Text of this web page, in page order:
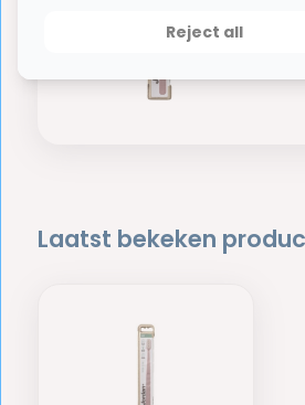
Laatst bekeken
Reject all